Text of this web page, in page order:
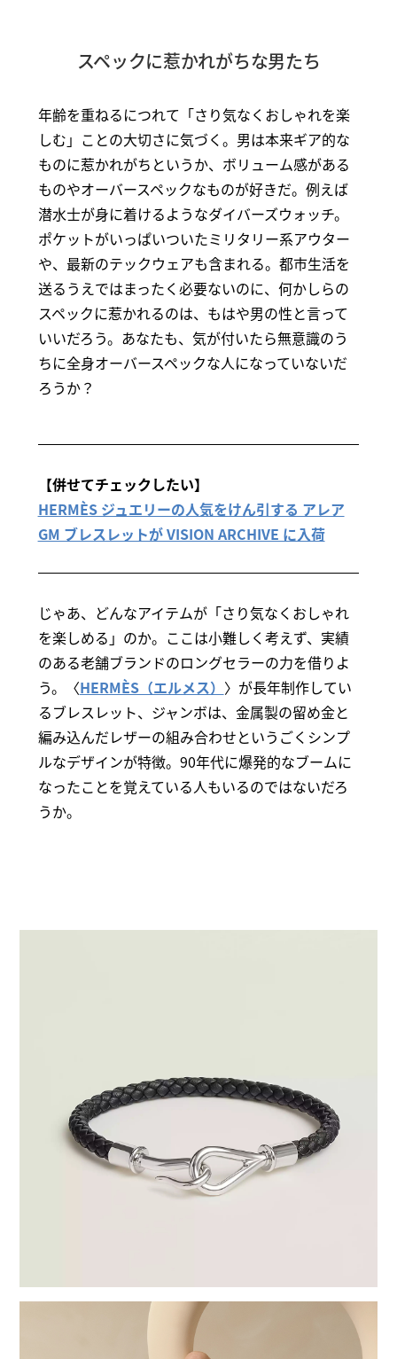
スペックに惹かれがちな男たち
年齢を重ねるにつれて「さり気なくおしゃれを楽
しむ」ことの大切さに気づく。男は本来ギア的な
ものに惹かれがちというか、ボリューム感がある
ものやオーバースペックなものが好きだ。例えば
潜水士が身に着けるようなダイバーズウォッチ。
ポケットがいっぱいついたミリタリー系アウター
や、最新のテックウェアも含まれる。都市生活を
送るうえではまったく必要ないのに、何かしらの
スペックに惹かれるのは、もはや男の性と言って
いいだろう。あなたも、気が付いたら無意識のう
ちに全身オーバースペックな人になっていないだ
ろうか？
【併せてチェックしたい】
HERMÈS ジュエリーの人気をけん引する アレア
GM ブレスレットが VISION ARCHIVE に入荷
じゃあ、どんなアイテムが「さり気なくおしゃれ
を楽しめる」のか。ここは小難しく考えず、実績
のある老舗ブランドのロングセラーの力を借りよ
う。〈HERMÈS（エルメス） 〉が長年制作してい
るブレスレット、ジャンボは、金属製の留め金と
編み込んだレザーの組み合わせというごくシンプ
ルなデザインが特徴。90年代に爆発的なブームに
なったことを覚えている人もいるのではないだろ
うか。